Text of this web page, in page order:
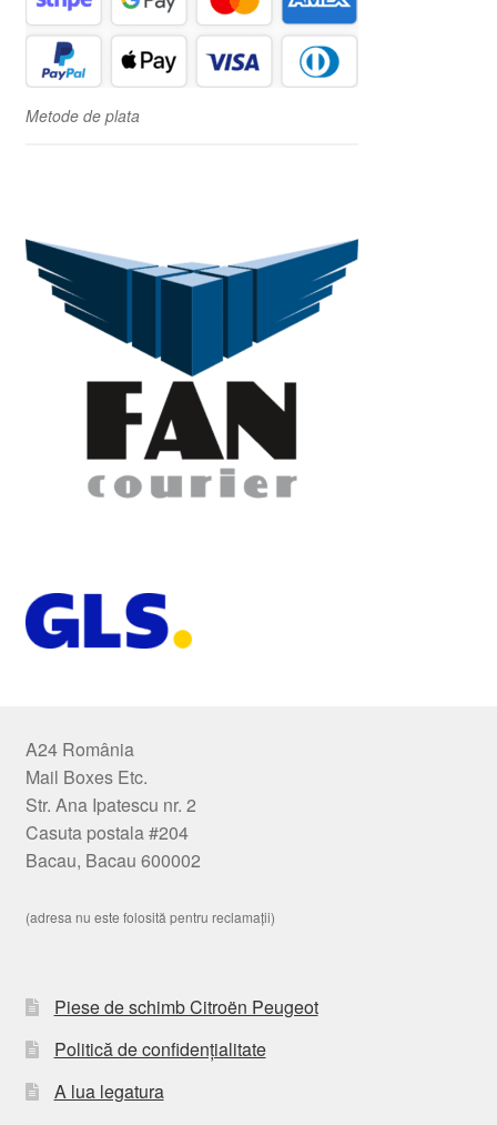
Metode de plata
A24 România
Mail Boxes Etc.
Str. Ana Ipatescu nr. 2
Casuta postala #204
Bacau, Bacau 600002
(adresa nu este folosită pentru reclamații)
Piese de schimb Citroën Peugeot
Politică de confidențialitate
A lua legatura